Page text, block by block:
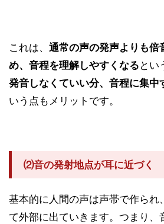
これは、 通常の声の発声よりも倍
め、音程を理解しやすくなる とい
発音しなくていい分、音程に集中
いう点もメリットです。
⑵音の発射地点が耳に近づく
基本的に人間の声は声帯で作られ
て外部に出ていきます。つまり、